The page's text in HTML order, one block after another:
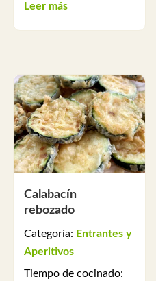
Leer más
Calabacín
rebozado
Categoría: Entrantes y
Aperitivos
Tiempo de cocinado: